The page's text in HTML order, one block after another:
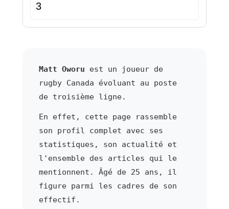
3
Matt Oworu est un joueur de
rugby Canada évoluant au poste
de troisième ligne.
En effet, cette page rassemble
son profil complet avec ses
statistiques, son actualité et
l'ensemble des articles qui le
mentionnent. Âgé de 25 ans, il
figure parmi les cadres de son
effectif.